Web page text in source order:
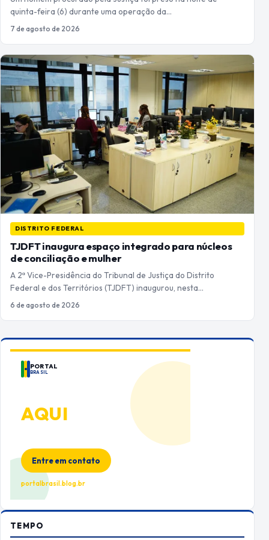
quinta-feira (6) durante uma operação da…
7 de agosto de 2026
DISTRITO FEDERAL
TJDFT inaugura espaço integrado para núcleos
de conciliação e mulher
A 2ª Vice-Presidência do Tribunal de Justiça do Distrito
Federal e dos Territórios (TJDFT) inaugurou, nesta…
6 de agosto de 2026
PORTAL
BRASIL
AQUI
Entre em contato
portalbrasil.blog.br
TEMPO